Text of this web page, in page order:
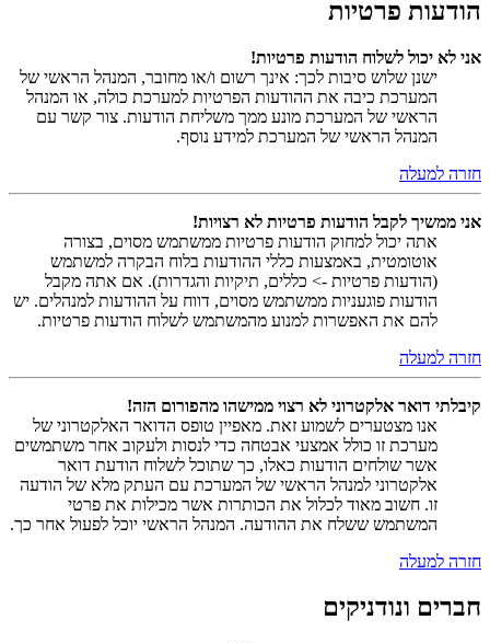
הודעות פרטיות
אני לא יכול לשלוח הודעות פרטיות!
ישנן שלוש סיבות לכך: אינך רשום ו/או מחובר, המנהל הראשי של
המערכת כיבה את ההודעות הפרטיות למערכת כולה, או המנהל
הראשי של המערכת מונע ממך משליחת הודעות. צור קשר עם
המנהל הראשי של המערכת למידע נוסף.
חזרה למעלה
אני ממשיך לקבל הודעות פרטיות לא רצויות!
אתה יכול למחוק הודעות פרטיות ממשתמש מסוים, בצורה
אוטומטית, באמצעות כללי ההודעות בלוח הבקרה למשתמש
(הודעות פרטיות -> כללים, תיקיות והגדרות). אם אתה מקבל
הודעות פוגעניות ממשתמש מסוים, דווח על ההודעות למנהלים. יש
להם את האפשרות למנוע מהמשתמש לשלוח הודעות פרטיות.
חזרה למעלה
קיבלתי דואר אלקטרוני לא רצוי ממישהו מהפורום הזה!
אנו מצטערים לשמוע זאת. מאפיין טופס הדואר האלקטרוני של
מערכת זו כולל אמצעי אבטחה כדי לנסות ולעקוב אחר משתמשים
אשר שולחים הודעות כאלו, כך שתוכל לשלוח הודעת דואר
אלקטרוני למנהל הראשי של המערכת עם העתק מלא של הודעה
זו. חשוב מאוד לכלול את הכותרות אשר מכילות את פרטי
המשתמש ששלח את ההודעה. המנהל הראשי יוכל לפעול אחר כך.
חזרה למעלה
חברים ונודניקים